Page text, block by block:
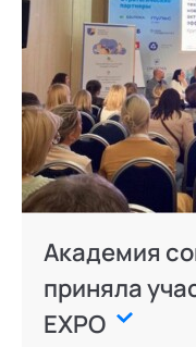
Академия
приняла
EXPO